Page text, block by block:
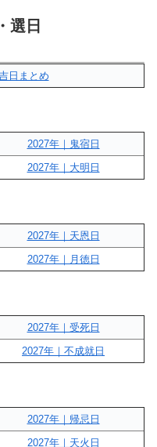
選日
日まとめ
2027年｜鬼宿日
2027年｜大明日
2027年｜天恩日
2027年｜月徳日
2027年｜受死日
2027年｜不成就日
2027年｜帰忌日
2027年｜天火日